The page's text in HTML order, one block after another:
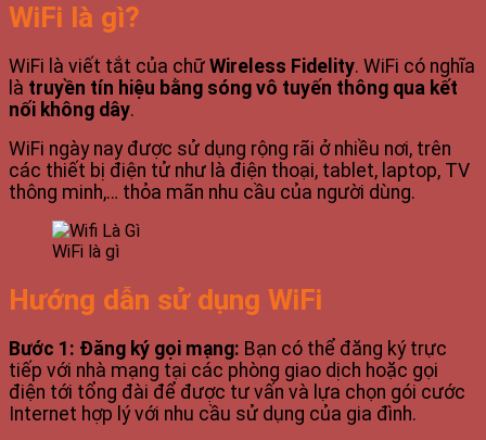
WiFi là gì?
WiFi là viết tắt của chữ Wireless Fidelity. WiFi có nghĩa
là truyền tín hiệu bằng sóng vô tuyến thông qua kết
nối không dây.
WiFi ngày nay được sử dụng rộng rãi ở nhiều nơi, trên
các thiết bị điện tử như là điện thoại, tablet, laptop, TV
thông minh,… thỏa mãn nhu cầu của người dùng.
WiFi là gì
Hướng dẫn sử dụng WiFi
Bước 1: Đăng ký gọi mạng: Bạn có thể đăng ký trực
tiếp với nhà mạng tại các phòng giao dịch hoặc gọi
điện tới tổng đài để được tư vấn và lựa chọn gói cước
Internet hợp lý với nhu cầu sử dụng của gia đình.